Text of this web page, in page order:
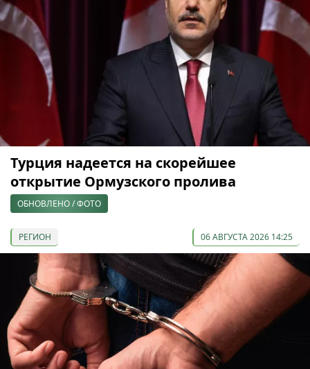
Турция надеется на скорейшее
открытие Ормузского пролива
ОБНОВЛЕНО / ФОТО
РЕГИОН 06 АВГУСТА 2026 14:25